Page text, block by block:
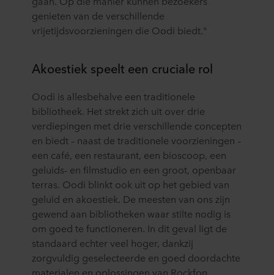
genieten van de verschillende
vrijetijdsvoorzieningen die Oodi biedt."
Akoestiek speelt een cruciale rol
Oodi is allesbehalve een traditionele
bibliotheek. Het strekt zich uit over drie
verdiepingen met drie verschillende concepten
en biedt – naast de traditionele voorzieningen –
een café, een restaurant, een bioscoop, een
geluids- en filmstudio en een groot, openbaar
terras. Oodi blinkt ook uit op het gebied van
geluid en akoestiek. De meesten van ons zijn
gewend aan bibliotheken waar stilte nodig is
om goed te functioneren. In dit geval ligt de
standaard echter veel hoger, dankzij
zorgvuldig geselecteerde en goed doordachte
materialen en oplossingen van Rockfon.